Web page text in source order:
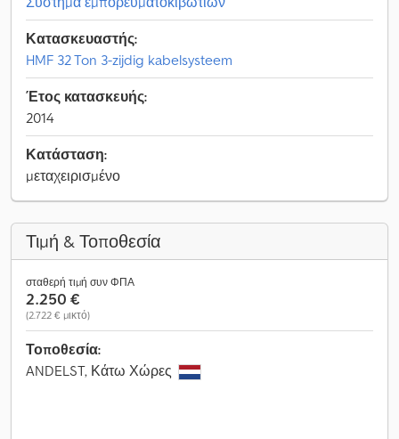
Κατασκευαστής:
HMF 32 Ton 3-zijdig kabelsysteem
Έτος κατασκευής:
2014
Κατάσταση:
μεταχειρισμένο
Τιμή & Τοποθεσία
σταθερή τιμή συν ΦΠΑ
2.250 €
(2.722 € μικτό)
Τοποθεσία:
ANDELST, Κάτω Χώρες